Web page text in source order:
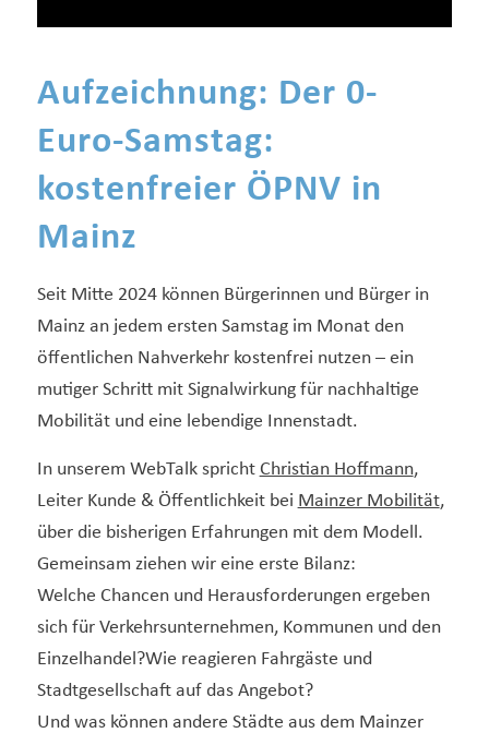
Aufzeichnung: Der 0-
Euro-Samstag:
kostenfreier ÖPNV in
Mainz
Seit Mitte 2024 können Bürgerinnen und Bürger in
Mainz an jedem ersten Samstag im Monat den
öffentlichen Nahverkehr kostenfrei nutzen – ein
mutiger Schritt mit Signalwirkung für nachhaltige
Mobilität und eine lebendige Innenstadt.
In unserem WebTalk spricht Christian Hoffmann,
Leiter Kunde & Öffentlichkeit bei Mainzer Mobilität,
über die bisherigen Erfahrungen mit dem Modell.
Gemeinsam ziehen wir eine erste Bilanz:
Welche Chancen und Herausforderungen ergeben
sich für Verkehrsunternehmen, Kommunen und den
Einzelhandel?Wie reagieren Fahrgäste und
Stadtgesellschaft auf das Angebot?
Und was können andere Städte aus dem Mainzer